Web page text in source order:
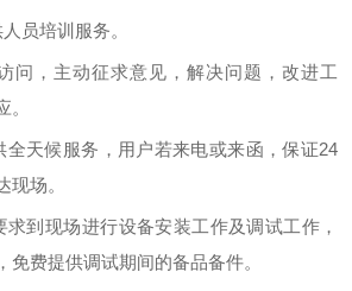
员培训服务。
问，主动征求意见，解决问题，改进工
全天候服务，用户若来电或来函，保证24
场。
求到现场进行设备安装工作及调试工作，
免费提供调试期间的备品备件。